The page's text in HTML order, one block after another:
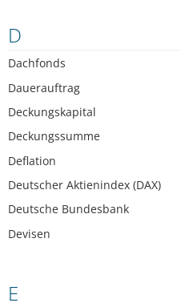
D
Dachfonds
Dauerauftrag
Deckungskapital
Deckungssumme
Deflation
Deutscher Aktienindex (DAX)
Deutsche Bundesbank
Devisen
E